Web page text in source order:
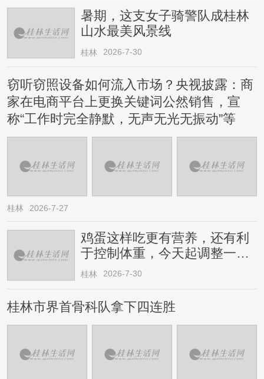
暑期，这支女子骑警队成桂林
山水最美风景线
桂林 2026-7-30
窃听窃照设备如何流入市场？央视披露：商
家在电商平台上更换关键词公然销售，宣
称“工作时完全静默，无声无光无振动”等
桂林 2026-7-27
鸡蛋这样吃更有营养，还有利
于控制体重，今天起调整一下
→
桂林 2026-7-30
桂林市界首骨科队拿下四连胜